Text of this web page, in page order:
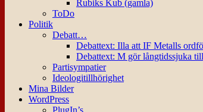
Rubiks Kub (gamla)
ToDo
Politik
Debatt…
Debattext: Illa att IF Metalls
Debattext: M gör långtidssjuka
Partisympatier
Ideologitillhörighet
Mina Bilder
WordPress